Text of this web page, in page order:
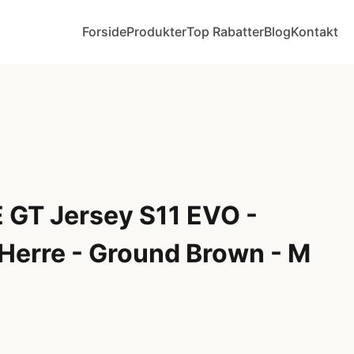
ForsideProdukterTop RabatterBlogKontakt
Jersey S11 EVO -
- Ground Brown - M